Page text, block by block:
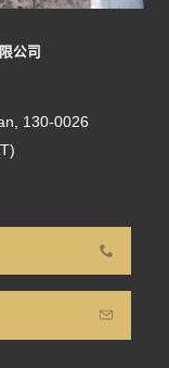
公司
130-0026